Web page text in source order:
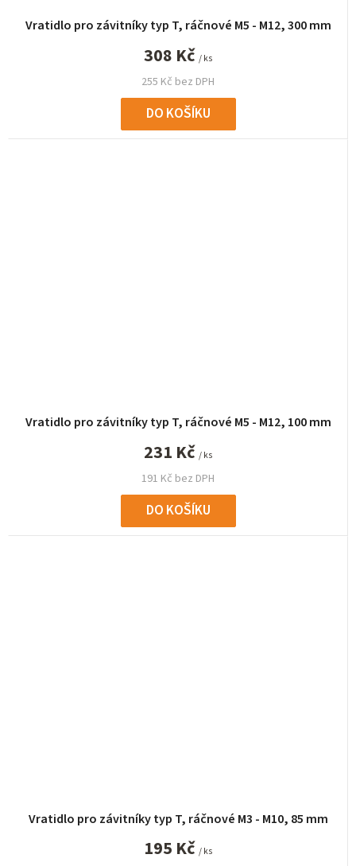
Vratidlo pro závitníky typ T, ráčnové M5 - M12, 300 mm
255 Kč bez DPH
308 Kč / ks
DO KOŠÍKU
Vratidlo pro závitníky typ T, ráčnové M5 - M12, 100 mm
191 Kč bez DPH
231 Kč / ks
DO KOŠÍKU
Vratidlo pro závitníky typ T, ráčnové M3 - M10, 85 mm
195 Kč / ks